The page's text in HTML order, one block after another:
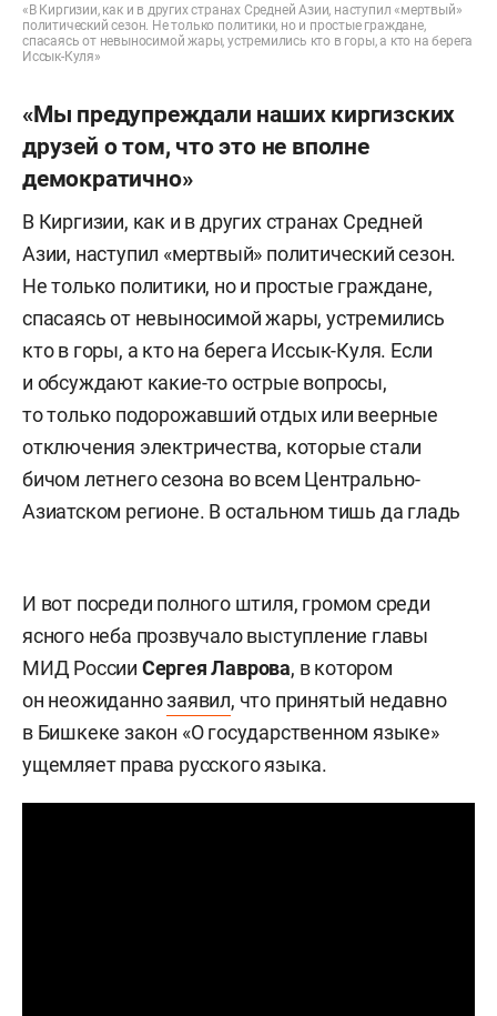
«В Киргизии, как и в других странах Средней Азии, наступил «мертвый»
политический сезон. Не только политики, но и простые граждане,
спасаясь от невыносимой жары, устремились кто в горы, а кто на берега
Иссык-Куля»
«Мы предупреждали наших киргизских
друзей о том, что это не вполне
демократично»
В Киргизии, как и в других странах Средней
Азии, наступил «мертвый» политический сезон.
Не только политики, но и простые граждане,
спасаясь от невыносимой жары, устремились
кто в горы, а кто на берега Иссык-Куля. Если
и обсуждают какие-то острые вопросы,
то только подорожавший отдых или веерные
отключения электричества, которые стали
бичом летнего сезона во всем Центрально-
Азиатском регионе. В остальном тишь да гладь
И вот посреди полного штиля, громом среди
ясного неба прозвучало выступление главы
МИД России Сергея Лаврова, в котором
он неожиданнозаявил, что принятый недавно
в Бишкеке закон «О государственном языке»
ущемляет права русского языка.